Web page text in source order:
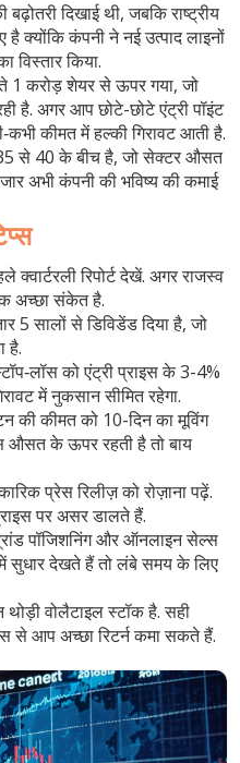
दिखाई थी, जबकि राष्ट्रीय
है क्योंकि कंपनी ने नई उत्पाद लाइनों
किया.
1 करोड़ शेयर से ऊपर गया, जो
है. अगर आप छोटे-छोटे एंट्री पॉइंट
कीमत में हल्की गिरावट आती है.
से 40 के बीच है, जो सेक्टर औसत
अभी कंपनी की भविष्य की कमाई
रिपोर्ट देखें. अगर राजस्व
अच्छा संकेत है.
5 सालों से डिविडेंड दिया है, जो
है.
को एंट्री प्राइस के 3-4%
में नुकसान सीमित रहेगा.
की कीमत को 10-दिन का मूविंग
के ऊपर रहती है तो बाय
प्रेस रिलीज़ को रोज़ाना पढ़ें.
पर असर डालते हैं.
पॉजिशनिंग और ऑनलाइन सेल्स
में सुधार देखते हैं तो लंबे समय के लिए
वोलैटाइल स्टॉक है. सही
से आप अच्छा रिटर्न कमा सकते हैं.